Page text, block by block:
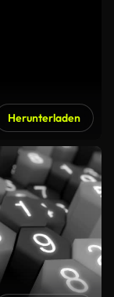
Herunterladen